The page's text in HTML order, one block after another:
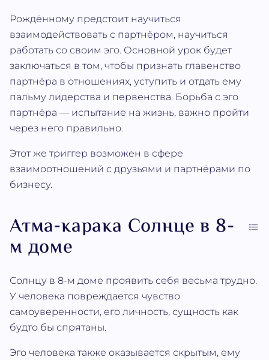
Рождённому предстоит научиться
взаимодействовать с партнёром, научиться
работать со своим эго. Основной урок будет
заключаться в том, чтобы признать главенство
партнёра в отношениях, уступить и отдать ему
пальму лидерства и первенства. Борьба с эго
партнёра — испытание на жизнь, важно пройти
через него правильно.
Этот же триггер возможен в сфере
взаимоотношений с друзьями и партнёрами по
бизнесу.
Атма‐карака Солнце в 8-
м доме
Солнцу в 8-м доме проявить себя весьма трудно.
У человека повреждается чувство
самоуверенности, его личность, сущность как
будто бы спрятаны.
Эго человека также оказывается скрытым, ему